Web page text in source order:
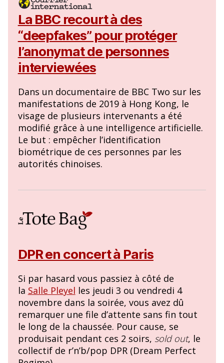
La BBC recourt à des
“deepfakes” pour protéger
l’anonymat de personnes
interviewées
Dans un documentaire de BBC Two sur les
manifestations de 2019 à Hong Kong, le
visage de plusieurs intervenants a été
modifié grâce à une intelligence artificielle.
Le but : empêcher l’identification
biométrique de ces personnes par les
autorités chinoises.
DPR en concert à Paris
Si par hasard vous passiez à côté de
la Salle Pleyel les jeudi 3 ou vendredi 4
novembre dans la soirée, vous avez dû
remarquer une file d’attente sans fin tout
le long de la chaussée. Pour cause, se
produisait pendant ces 2 soirs, sold out, le
collectif de r’n’b/pop DPR (Dream Perfect